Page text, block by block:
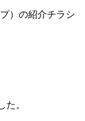
）の紹介チラシ
た。